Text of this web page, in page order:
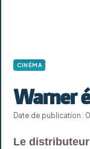
CINÉMA
Warner
Date de publication :
Le